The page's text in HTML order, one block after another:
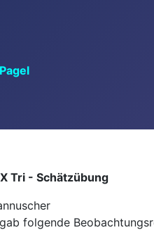
Tri - Schätzübung
folgende